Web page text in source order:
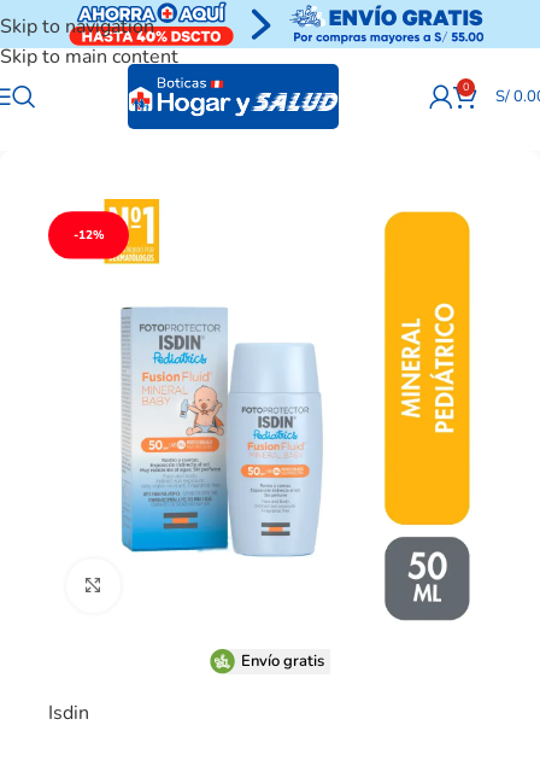
Skip to navigation
Skip to main content
0 S/
-12%
Envío gratis
Isdin